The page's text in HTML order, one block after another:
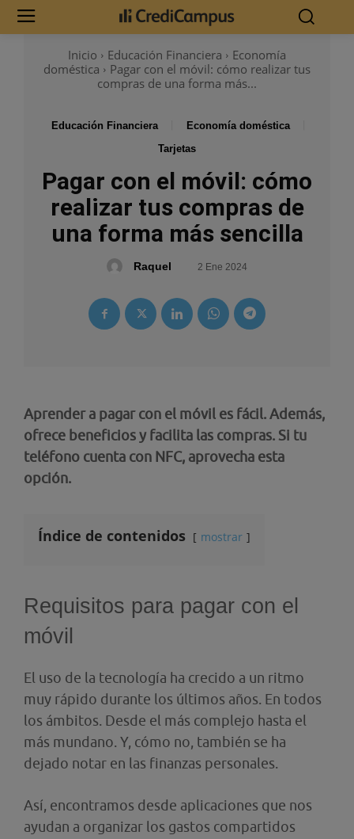
Inicio Educación Financiera
Economía
doméstica
Pagar con el móvil: cómo realizar tus
compras de una forma más...
Educación Financiera
Economía doméstica
Tarjetas
Pagar con el móvil: cómo
realizar tus compras de
una forma más sencilla
Raquel 2 Ene 2024
Aprender a pagar con el móvil es fácil. Además,
ofrece beneficios y facilita las compras. Si tu
teléfono cuenta con NFC, aprovecha esta
opción.
Índice de contenidos mostrar
Requisitos para pagar con el
móvil
El uso de la tecnología ha crecido a un ritmo
muy rápido durante los últimos años. En todos
los ámbitos. Desde el más complejo hasta el
más mundano. Y, cómo no, también se ha
dejado notar en las finanzas personales.
Así, encontramos desde aplicaciones que nos
ayudan a organizar los gastos compartidos